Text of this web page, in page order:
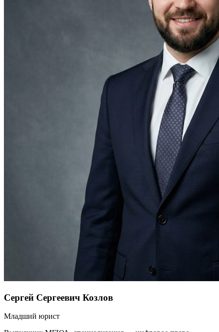
Сергей Сергеевич Козлов
Младший юрист